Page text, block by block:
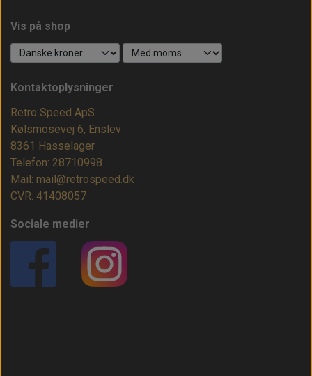
Vis på shop
Kontaktoplysninger
Retro Speed ApS
Kølsmosevej 6, Enslev
8361 Hasselager
Telefon: 28710998
Mail: mail@retrospeed.dk
CVR: 41408057
Sociale medier